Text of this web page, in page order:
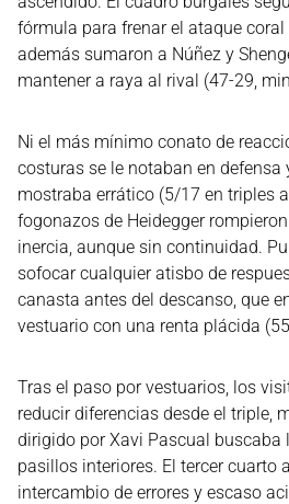
fórmula para frenar el ataque
además sumaron a Núñez y
mantener a raya al rival (47-29,
Ni el más mínimo conato de
costuras se le notaban en defensa
mostraba errático (5/17 en triples
fogonazos de Heidegger
inercia, aunque sin continuidad.
sofocar cualquier atisbo de
canasta antes del descanso, que
vestuario con una renta plácida
Tras el paso por vestuarios, los
reducir diferencias desde el triple,
dirigido por Xavi Pascual buscaba
pasillos interiores. El tercer cuarto
intercambio de errores y escaso